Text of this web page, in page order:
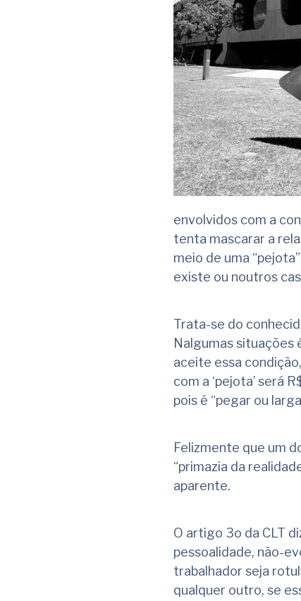
envolvidos com a
tenta mascarar a
meio de uma
existe ou noutros
Trata-se do
Nalgumas situações
aceite essa
com a ‘pejota’ será
pois é “pegar ou
Felizmente que um
“primazia da
aparente.
O artigo 3o da CLT
pessoalidade, não-
trabalhador seja
qualquer outro, se